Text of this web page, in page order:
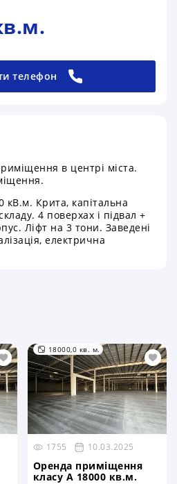
телефон
в центрі міста.
4 поверхах і підвал +
Ліфт на 3 тони. Заведені
електрична
18000,0 кв. м.
1755 10.03.2025
Оренда приміщення
класу А 18000 кв.м.